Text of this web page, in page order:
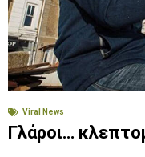
Viral News
Γλάροι…